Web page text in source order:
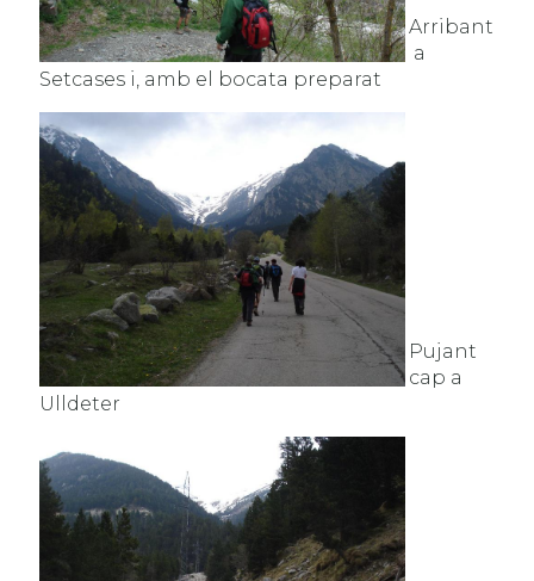
Arribant
a
Setcases i, amb el bocata preparat
Pujant
cap a
Ulldeter